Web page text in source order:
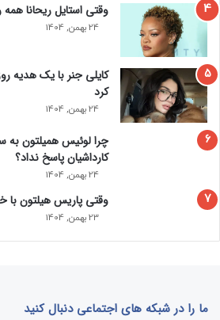
وقتی استایل ریحانا
24 بهمن, 1404
کایلی جنر با یک هدیه
کرد
24 بهمن, 1404
چرا لوئیس همیلتون به
کارداشیان پاسخ نداد؟
24 بهمن, 1404
وقتی پاریس هیلتون
23 بهمن, 1404
ما را در شبکه های اجتماعی دنبال کنید